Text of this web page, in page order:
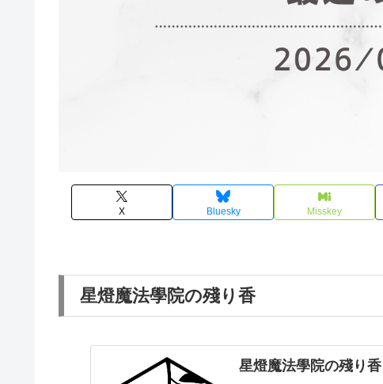
X Bluesky Misskey
星燈魔法學院の殘り香
星燈魔法學院の殘り香